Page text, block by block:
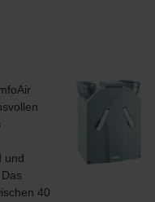
und
40